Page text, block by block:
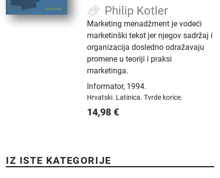
Philip Kotler
Marketing menadžment je vodeći
marketinški tekst jer njegov sadržaj i
organizacija dosledno odražavaju
promene u teoriji i praksi
marketinga.
Informator, 1994.
Hrvatski. Latinica.Tvrde korice.
14,98 €
IZ ISTE KATEGORIJE